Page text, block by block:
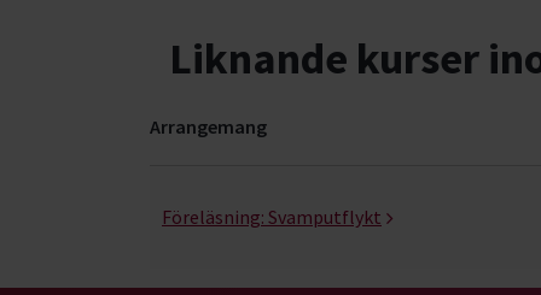
Liknande kurser
Arrangemang
Föreläsning: Svamputflykt